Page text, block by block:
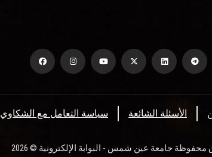
سياسة التعامل مع الشكاوي الأسئلة الشائعة
جامعة عين شمس - البوابة الإلكترونية © 2026